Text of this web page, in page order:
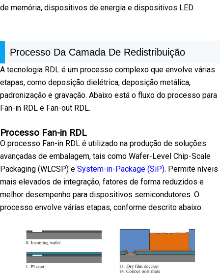
de memória, dispositivos de energia e dispositivos LED.
Processo Da Camada De Redistribuição
A tecnologia RDL é um processo complexo que envolve várias
etapas, como deposição dielétrica, deposição metálica,
padronização e gravação. Abaixo está o fluxo do processo para
Fan-in RDL e Fan-out RDL.
Processo Fan-in RDL
O processo Fan-in RDL é utilizado na produção de soluções
avançadas de embalagem, tais como Wafer-Level Chip-Scale
Packaging (WLCSP) e System-in-Package (SiP). Permite níveis
mais elevados de integração, fatores de forma reduzidos e
melhor desempenho para dispositivos semicondutores. O
processo envolve várias etapas, conforme descrito abaixo: